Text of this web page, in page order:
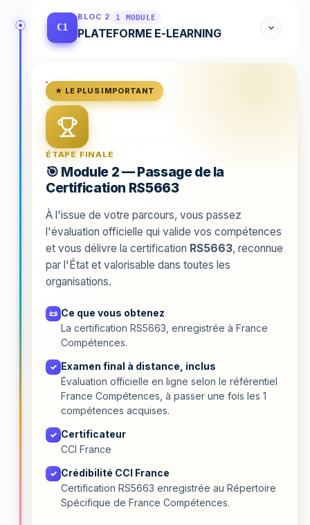
C1
BLOC 2 1 MODULE
PLATEFORME E-LEARNING
★ LE PLUS IMPORTANT
ÉTAPE FINALE
🎯 Module 2 — Passage de la
Certification RS5663
À l'issue de votre parcours, vous passez
l'évaluation officielle qui valide vos compétences
et vous délivre la certification RS5663, reconnue
par l'État et valorisable dans toutes les
organisations.
📜 Ce que vous obtenez
La certification RS5663, enregistrée à France
Compétences.
✓ Examen final à distance, inclus
Évaluation officielle en ligne selon le référentiel
France Compétences, à passer une fois les 1
compétences acquises.
✓ Certificateur
CCI France
✓ Crédibilité CCI France
Certification RS5663 enregistrée au Répertoire
Spécifique de France Compétences.